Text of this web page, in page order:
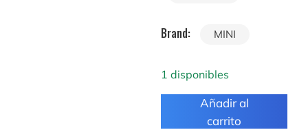
Brand: MINI
1 disponibles
Añadir al
carrito